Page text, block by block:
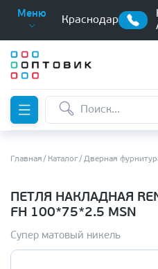
Меню
Краснодар
Главная Каталог Дверная
ПЕТЛЯ НАКЛАДНАЯ
FH 100*75*2.5 MSN
Супер матовый никель